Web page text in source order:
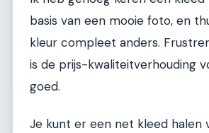
basis van een mooie foto, en
kleur compleet anders.
is de prijs-kwaliteitverhouding
goed.
Je kunt er een net kleed halen